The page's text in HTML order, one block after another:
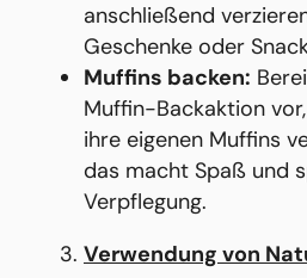
anschließend
Geschenke oder
Muffins backen:
Muffin-Backaktion
ihre eigenen Muffins
das macht Spaß und
Verpflegung.
Verwendung von